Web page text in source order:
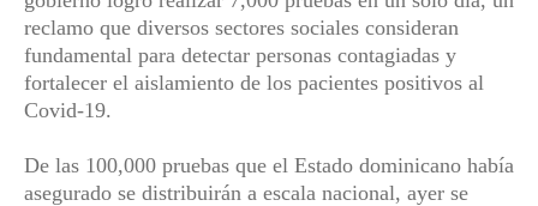
reclamo que diversos sectores sociales consideran
fundamental para detectar personas contagiadas y
fortalecer el aislamiento de los pacientes positivos al
Covid-19.
De las 100,000 pruebas que el Estado dominicano había
asegurado se distribuirán a escala nacional, ayer se